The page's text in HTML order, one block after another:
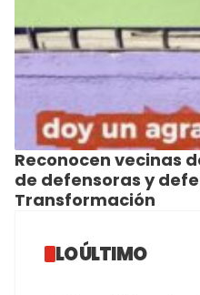
Reconocen vecinas
de defensoras y
Transformación
LO ÚLTIMO